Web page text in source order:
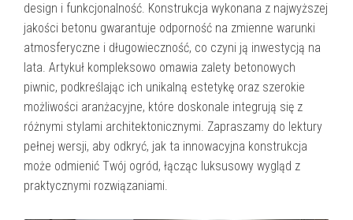
design i funkcjonalność. Konstrukcja wykonana z najwyższej
jakości betonu gwarantuje odporność na zmienne warunki
atmosferyczne i długowieczność, co czyni ją inwestycją na
lata. Artykuł kompleksowo omawia zalety betonowych
piwnic, podkreślając ich unikalną estetykę oraz szerokie
możliwości aranżacyjne, które doskonale integrują się z
różnymi stylami architektonicznymi. Zapraszamy do lektury
pełnej wersji, aby odkryć, jak ta innowacyjna konstrukcja
może odmienić Twój ogród, łącząc luksusowy wygląd z
praktycznymi rozwiązaniami.